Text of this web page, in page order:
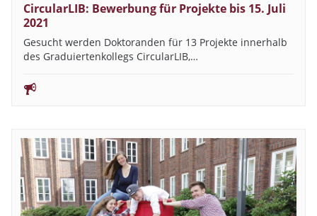
CircularLIB: Bewerbung für Projekte bis 15. Juli
2021
Gesucht werden Doktoranden für 13 Projekte innerhalb
des Graduiertenkollegs CircularLIB,…